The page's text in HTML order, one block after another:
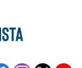
Prefeitura de